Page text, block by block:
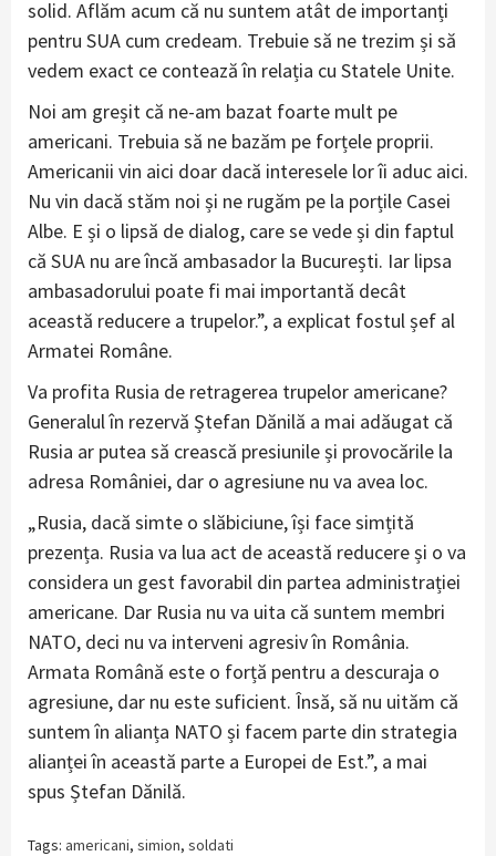
solid. Aflăm acum că nu suntem atât de importanți
pentru SUA cum credeam. Trebuie să ne trezim și să
vedem exact ce contează în relația cu Statele Unite.
Noi am greșit că ne-am bazat foarte mult pe
americani. Trebuia să ne bazăm pe forțele proprii.
Americanii vin aici doar dacă interesele lor îi aduc aici.
Nu vin dacă stăm noi și ne rugăm pe la porțile Casei
Albe. E și o lipsă de dialog, care se vede și din faptul
că SUA nu are încă ambasador la București. Iar lipsa
ambasadorului poate fi mai importantă decât
această reducere a trupelor.”, a explicat fostul șef al
Armatei Române.
Va profita Rusia de retragerea trupelor americane?
Generalul în rezervă Ștefan Dănilă a mai adăugat că
Rusia ar putea să crească presiunile și provocările la
adresa României, dar o agresiune nu va avea loc.
„Rusia, dacă simte o slăbiciune, își face simțită
prezența. Rusia va lua act de această reducere și o va
considera un gest favorabil din partea administrației
americane. Dar Rusia nu va uita că suntem membri
NATO, deci nu va interveni agresiv în România.
Armata Română este o forță pentru a descuraja o
agresiune, dar nu este suficient. Însă, să nu uităm că
suntem în alianța NATO și facem parte din strategia
alianței în această parte a Europei de Est.”, a mai
spus Ștefan Dănilă.
Tags: americani, simion, soldati